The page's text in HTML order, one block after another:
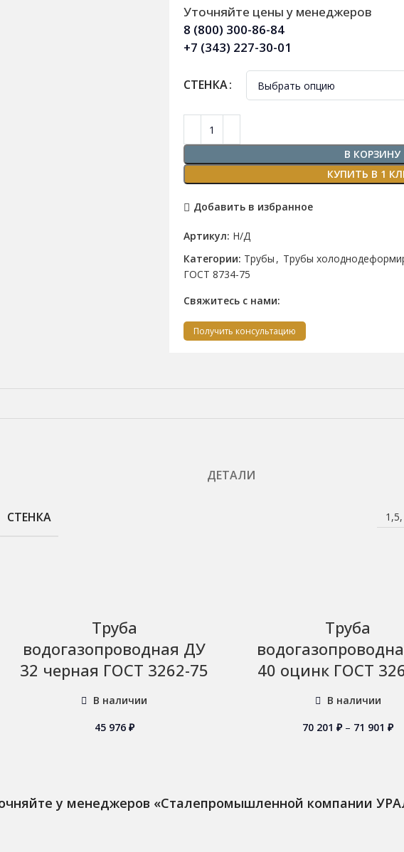
Уточняйте цены у менеджеров
8 (800) 300-86-84
+7 (343) 227-30-01
СТЕНКА
В КОРЗИНУ
КУПИТЬ В 1
Добавить в избранное
Артикул: Н/Д
Категории: Трубы , Трубы
ГОСТ 8734-75
Свяжитесь с нами:
Получить консультацию
ДЕТАЛИ
СТЕНКА
Труба
водогазопроводная ДУ
32 черная ГОСТ 3262-75
В наличии
45 976 ₽
Труба
40 оцинк ГОСТ
В наличии
70 201₽ – 71 901₽
у менеджеров «Сталепромышленной компании